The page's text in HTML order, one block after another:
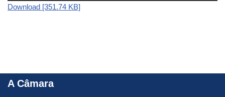
Download [351.74 KB]
A Câmara